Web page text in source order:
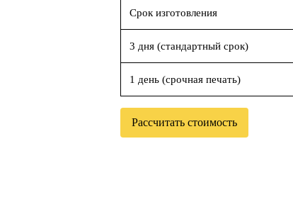
Срок изготовления
3 дня (стандартный срок)
1 день (срочная печать)
Рассчитать стоимость